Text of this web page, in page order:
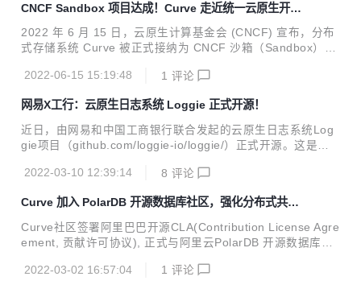
面49个测试用例全部通过。 当前我国正处在数字经济高速发
展期，建设国产自主可控体系、大力发展信创产业已成为“数
字基建”的目标，此次获得权威机构认可，验证了Curve与信创
担当推动目标完成的硬实力，也是其抓住重大历史机遇提速发
CNCF Sandbox 项目达成！Curve 走近统一云原生开源
存储梦想
2022 年 6 月 15 日，云原生计算基金会 (CNCF) 宣布，分布
式存储系统 Curve 被正式接纳为 CNCF 沙箱（Sandbox）项
在以网易分布式架构和云原生实践经验反哺社区，填补高性
CNCF 沙箱，意味着全球顶级开源基金会对网易数帆云原生存
储技术演进的认可，也验证了网易数帆在数字化基础软件领域
的深厚积累，及对未来技术趋势的深刻洞察。通过进入 CNCF
沙箱，Curve 社区将更多吸引更多开发者和用户参与共建，进
一步推动项目在云原生业务场景的成熟应用，从而深化...
2022-06-15 15:19:48 1 评论
网易X工行：云原生日志系统 Loggie 正式开源！
近日，由网易和中国工商银行联合发起的云原生日志系统Log
gie项目（github.com/loggie-io/loggie/）正式开源。这是网
伙伴践行“架构开放，内核开源”技术理念、把控制权交给客户
转型浪潮中，采用云原生技术解决数字化软件研发、运维新挑
战已成主流选择，然而在云原生环境下，容器大规模及频繁动
态迁移、日志存储多样性、Kubernetes元信息查询等特点，
迫使日志管理方式发生变化。随着业务实践的深入，日志方面
存在的人肉运维越来越多、功能开发难以扩展和难以支撑更大
2022-03-10 12:39:14 8 评论
Curve 加入 PolarDB 开源数据库社区，强化分布式共享
存储
Curve社区签署阿里巴巴开源CLA(Contribution License Agre
ement, 贡献许可协议), 正式与阿里云PolarDB 开源数据库社
又一里程碑。 在3月2日的开源 PolarDB 企业级架构发布会
2022-03-02 16:57:04 1 评论